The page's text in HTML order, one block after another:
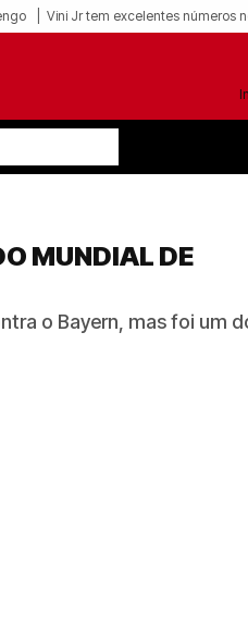
Vini Jr tem excelentes números
MUNDIAL DE
o Bayern, mas foi um